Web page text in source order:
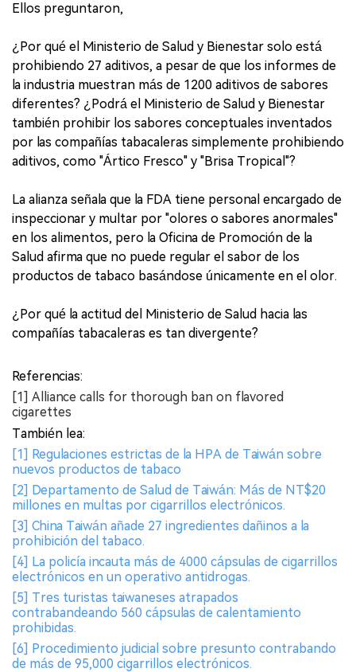
Ellos preguntaron,
¿Por qué el Ministerio de Salud y Bienestar solo está
prohibiendo 27 aditivos, a pesar de que los informes de
la industria muestran más de 1200 aditivos de sabores
diferentes? ¿Podrá el Ministerio de Salud y Bienestar
también prohibir los sabores conceptuales inventados
por las compañías tabacaleras simplemente prohibiendo
aditivos, como "Ártico Fresco" y "Brisa Tropical"?
La alianza señala que la FDA tiene personal encargado de
inspeccionar y multar por "olores o sabores anormales"
en los alimentos, pero la Oficina de Promoción de la
Salud afirma que no puede regular el sabor de los
productos de tabaco basándose únicamente en el olor.
¿Por qué la actitud del Ministerio de Salud hacia las
compañías tabacaleras es tan divergente?
Referencias:
[1] Alliance calls for thorough ban on flavored
cigarettes
También lea:
[1] Regulaciones estrictas de la HPA de Taiwán sobre
nuevos productos de tabaco
[2] Departamento de Salud de Taiwán: Más de NT$20
millones en multas por cigarrillos electrónicos.
[3] China Taiwán añade 27 ingredientes dañinos a la
prohibición del tabaco.
[4] La policía incauta más de 4000 cápsulas de cigarrillos
electrónicos en un operativo antidrogas.
[5] Tres turistas taiwaneses atrapados
contrabandeando 560 cápsulas de calentamiento
prohibidas.
[6] Procedimiento judicial sobre presunto contrabando
de más de 95,000 cigarrillos electrónicos.